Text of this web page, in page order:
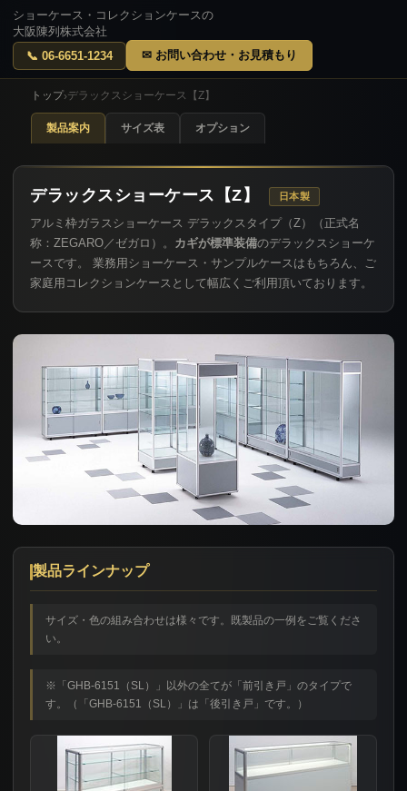
ショーケース・コレクションケースの
大阪陳列株式会社
📞 06-6651-1234
✉ お問い合わせ・お見積もり
トップ›デラックスショーケース【Z】
製品案内 サイズ表 オプション
デラックスショーケース【Z】 日本製
アルミ枠ガラスショーケース デラックスタイプ（Z）（正式名
称：ZEGARO／ゼガロ）。 カギが標準装備のデラックスショーケ
ースです。 業務用ショーケース・サンプルケースはもちろん、ご
家庭用コレクションケースとして幅広くご利用頂いております。
製品ラインナップ
サイズ・色の組み合わせは様々です。既製品の一例をご覧くださ
い。
※「GHB-6151（SL）」以外の全てが「前引き戸」のタイプで
す。（「GHB-6151（SL）」は「後引き戸」です。）